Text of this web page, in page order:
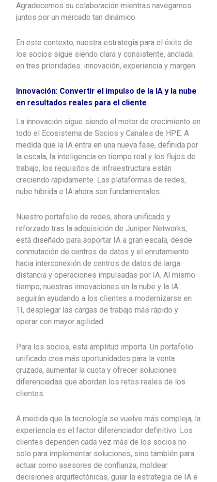
Agradecemos su colaboración mientras navegamos
juntos por un mercado tan dinámico.
En este contexto, nuestra estrategia para el éxito de
los socios sigue siendo clara y consistente, anclada
en tres prioridades: innovación, experiencia y margen.
Innovación: Convertir el impulso de la IA y la nube
en resultados reales para el cliente
La innovación sigue siendo el motor de crecimiento en
todo el Ecosistema de Socios y Canales de HPE. A
medida que la IA entra en una nueva fase, definida por
la escala, la inteligencia en tiempo real y los flujos de
trabajo, los requisitos de infraestructura están
creciendo rápidamente. Las plataformas de redes,
nube híbrida e IA ahora son fundamentales.
Nuestro portafolio de redes, ahora unificado y
reforzado tras la adquisición de Juniper Networks,
está diseñado para soportar IA a gran escala, desde
conmutación de centros de datos y el enrutamiento
hacia interconexión de centros de datos de larga
distancia y operaciones impulsadas por IA. Al mismo
tiempo, nuestras innovaciones en la nube y la IA
seguirán ayudando a los clientes a modernizarse en
TI, desplegar las cargas de trabajo más rápido y
operar con mayor agilidad.
Para los socios, esta amplitud importa. Un portafolio
unificado crea más oportunidades para la venta
cruzada, aumentar la cuota y ofrecer soluciones
diferenciadas que aborden los retos reales de los
clientes.
A medida que la tecnología se vuelve más compleja, la
experiencia es el factor diferenciador definitivo. Los
clientes dependen cada vez más de los socios no
solo para implementar soluciones, sino también para
actuar como asesores de confianza, moldear
decisiones arquitectónicas, guiar la estrategia de IA e